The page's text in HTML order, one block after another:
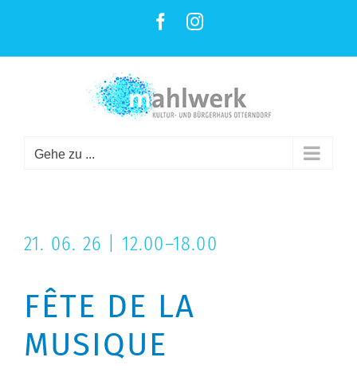
Facebook
Gehe zu ...
21. 06. 26 | 12.00–18.00
FÊTE DE LA
MUSIQUE